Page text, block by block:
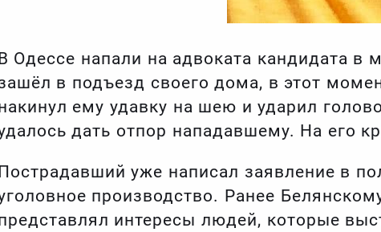
Одессе напали на адвоката кандидата
в подъезд своего дома, в этот
ему удавку на шею и ударил
дать отпор нападавшему. На его
уже написал заявление в
производство. Ранее
интересы людей, которые